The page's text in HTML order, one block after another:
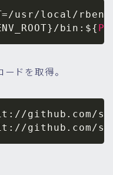
=
/bin: ${
ドを取得。
github.com/
github.com/